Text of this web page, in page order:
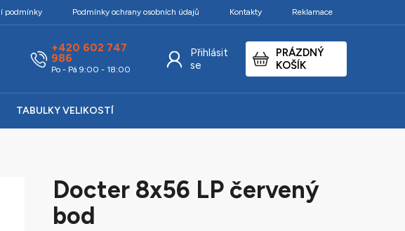
podmínky Podmínky ochrany osobních údajů Kontakty Reklamace
+420 602 747
986
Po - Pá 9:00 - 18:00
Přihlásit
se
NÁKUPNÍ
KOŠÍK
PRÁZDNÝ
KOŠÍK
TABULKY VELIKOSTÍ
Docter 8x56 LP červený
bod